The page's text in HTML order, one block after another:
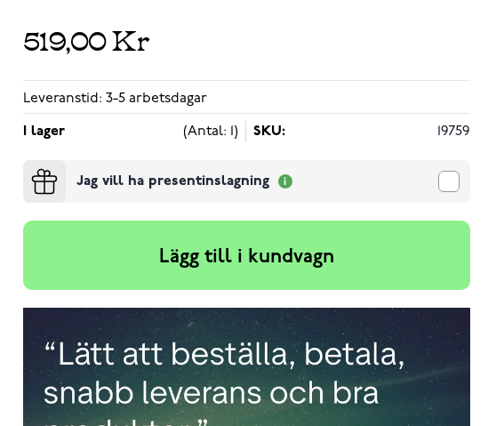
519,00 Kr
Leveranstid: 3-5 arbetsdagar
I lager (Antal: 1) SKU: 19759
Jag vill ha presentinslagning
Lägg till i kundvagn